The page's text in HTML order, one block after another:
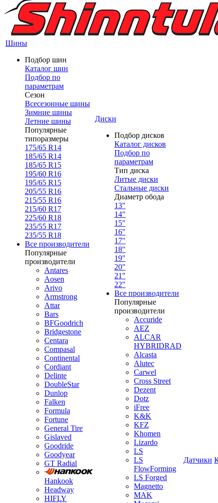
Шины
Подбор шин
Каталог шин
Подбор по
параметрам
Сезон
Всесезонные шины
Зимние шины
Летние шины
Популярные
типоразмеры
175/65 R14
185/65 R14
185/65 R15
195/60 R16
195/65 R15
205/55 R16
215/55 R16
215/60 R17
225/60 R18
235/55 R17
235/55 R18
Все производители
Популярные
производители
Antares
Aosen
Arivo
Armstrong
Attar
Bars
BFGoodrich
Bridgestone
Centara
Compasal
Continental
Cordiant
Delinte
DoubleStar
Dunlop
Falken
Formula
Fortune
General Tire
Gislaved
Goodride
Goodyear
GT Radial
Hankook
Headway
HIFLY
Диски
Подбор дисков
Каталог дисков
Подбор по
параметрам
Тип диска
Литые диски
Стальные диски
Диаметр обода
13"
14"
15"
16"
17"
18"
19"
20"
21"
22"
Все производители
Популярные
производители
Accuride
AEZ
ALCAR
HYBRIDRAD
Alcasta
Alutec
Carwel
Cross Street
Dezent
Dotz
iFree
K&K
KFZ
Khomen
Lizardo
LS
LS
FlowForming
LS Forged
Magnetto
MAK
Датчики